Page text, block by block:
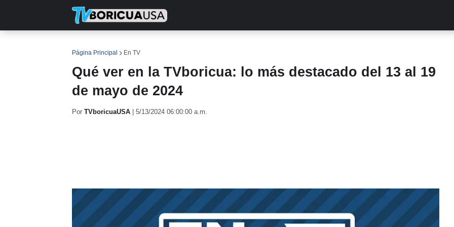
Página Principal En TV
Qué ver en la TVboricua: lo más destacado del 13 al 19
de mayo de 2024
Por TVboricuaUSA 5/13/2024 06:00:00 a.m.